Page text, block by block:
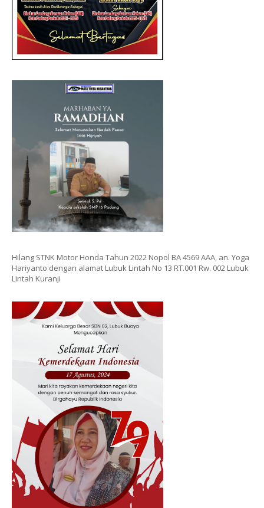
Hilang STNK Motor Honda Tahun 2022 Nopol BA 4569 AAA, an. Yoga
Hariyanto dengan alamat Lubuk Lintah No 13 RT.001 Rw. 002 Lubuk
Lintah Kuranji